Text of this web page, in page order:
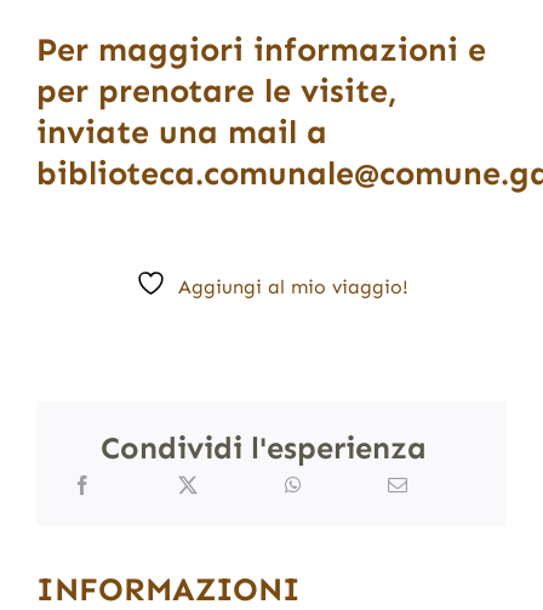
Per maggiori informazioni e
per prenotare le visite,
inviate una mail a
Aggiungi al mio viaggio!
Condividi l'esperienza
INFORMAZIONI